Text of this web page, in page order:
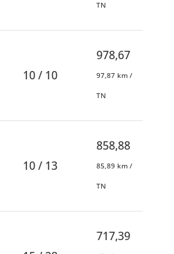
TN
10 / 10
978,67
97,87 km /
TN
10 / 13
858,88
85,89 km /
TN
717,39